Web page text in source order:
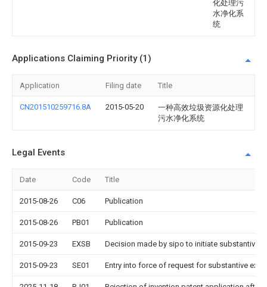
化处理污
水净化系
统
Applications Claiming Priority (1)
Application Filing date Title
CN201510259716.8A 2015-05-20
一种高效垃圾资源化处理
污水净化系统
Legal Events
Date Code Title
2015-08-26 C06 Publication
2015-08-26 PB01 Publication
2015-09-23 EXSB Decision made by sipo to initiate substantive
2015-09-23 SE01 Entry into force of request for substantive